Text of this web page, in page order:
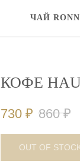
ЧАЙ
КОФЕ
730 ₽ 860 ₽
OUT OF